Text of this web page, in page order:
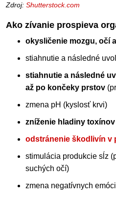
Zdroj: Shutterstock.com
Ako zívanie prospieva
okysličenie mozgu, očí
stiahnutie a následné
stiahnutie a následné
až po končeky prstov
zmena pH (kyslosť krvi)
zníženie hladiny
odstránenie škodlivín v
stimulácia produkcie sĺz
suchých očí)
zmena negatívnych